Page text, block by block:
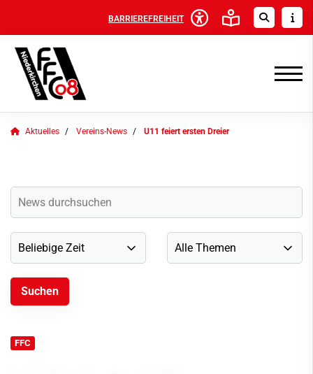
BARRIEREFREIHEIT
Aktuelles Vereins-News U11 feiert ersten Dreier
FFC